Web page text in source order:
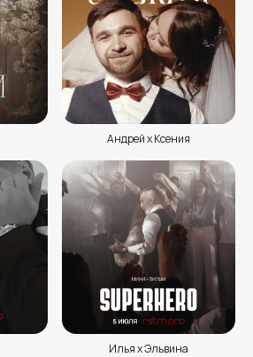
Андрей х Ксения
Илья x Эльвина